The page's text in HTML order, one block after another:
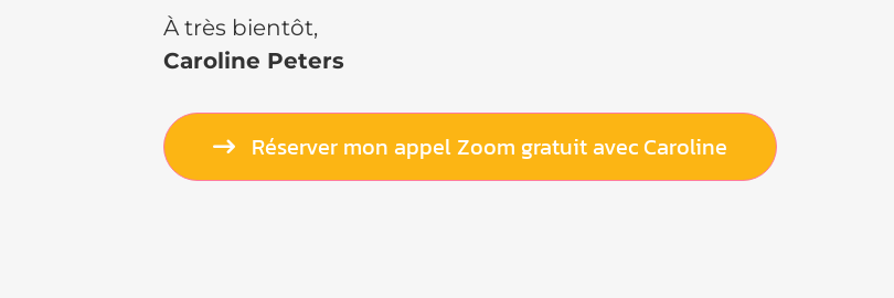
À très bientôt,
Caroline Peters
Réserver mon appel Zoom gratuit avec Caroline